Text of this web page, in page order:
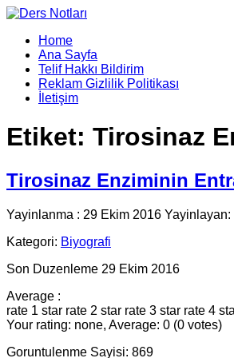
Home
Ana Sayfa
Telif Hakkı Bildirim
Reklam Gizlilik Politikası
İletişim
Etiket: Tirosinaz
Tirosinaz Enziminin
Yayinlanma : 29 Ekim 2016 Yayinlayan:
Kategori: Biyografi
Son Duzenleme 29 Ekim 2016
Average :
rate 1 star rate 2 star rate 3 star rate 4
Your rating: none, Average: 0 (0 votes)
Goruntulenme Sayisi: 869